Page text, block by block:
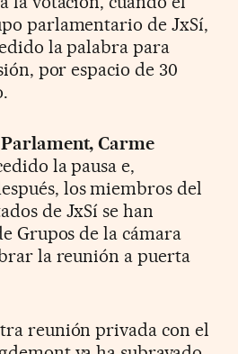
parlamentario de JxSí,
la palabra para
por espacio de 30
Carme
la pausa e,
los miembros del
de JxSí se han
Grupos de la cámara
la reunión a puerta
reunión privada con el